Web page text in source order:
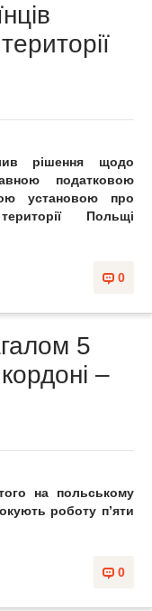
рішення щодо
податковою
установою про
Польщі
0
5
–
на польському
роботу п’яти
0